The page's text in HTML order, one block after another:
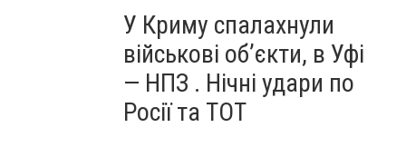
У Криму спалахнули
військові об’єкти, в Уфі
— НПЗ . Нічні удари по
Росії та ТОТ